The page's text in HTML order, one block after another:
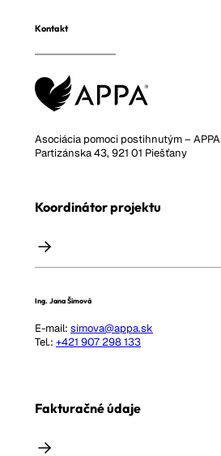
Kontakt
Asociácia pomoci postihnutým – APPA
Partizánska 43, 921 01 Piešťany
Koordinátor projektu
Ing. Jana Šimová
E-mail: simova@appa.sk
Tel.: +421 907 298 133
Fakturačné údaje